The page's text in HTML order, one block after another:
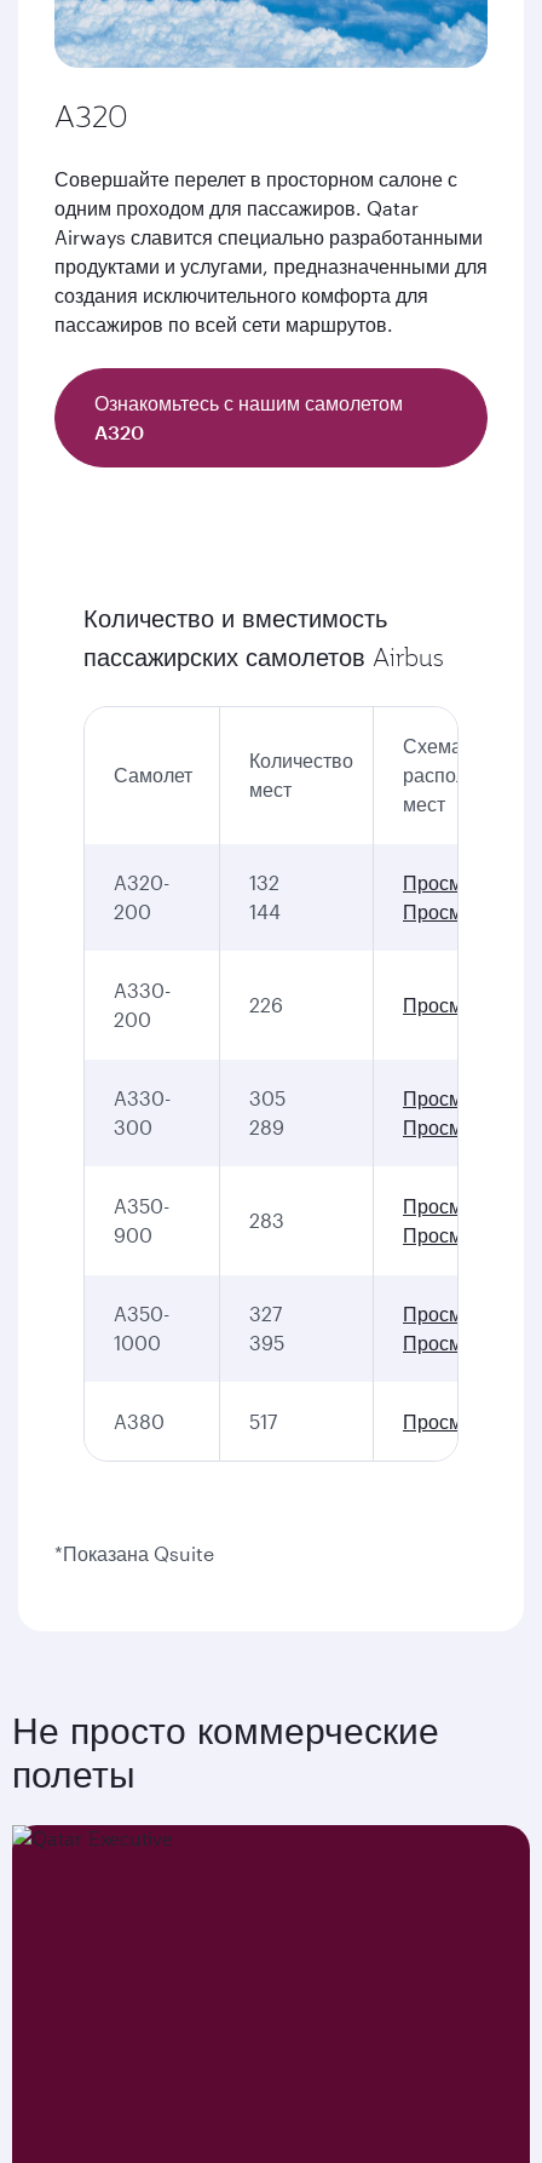
A320
Совершайте перелет в просторном салоне с
одним проходом для пассажиров. Qatar
Airways славится специально разработанными
продуктами и услугами, предназначенными для
создания исключительного комфорта для
пассажиров по всей сети маршрутов.
Ознакомьтесь с нашим самолетом
A320
Количество и вместимость
пассажирских самолетов Airbus
Самолет
Количество
мест
Схема
расположения
мест
A320-
200
132
144
Просмотр
Просмотр
A330-
200
226 Просмотр
A330-
300
305
289
Просмотр
Просмотр
A350-
900
283
Просмотр
Просмотр*
A350-
1000
327
395
Просмотр*
Просмотр*
A380 517 Просмотр
*Показана Qsuite
Не просто коммерческие
полеты